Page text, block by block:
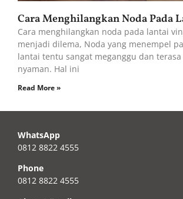
Cara Menghilangkan Noda Pada
Cara menghilangkan noda pada lantai
menjadi dilema, Noda yang menempel
lantai tentu sangat meganggu dan
nyaman. Hal ini
Read More »
WhatsApp
0812 8822 4555
Phone
0812 8822 4555